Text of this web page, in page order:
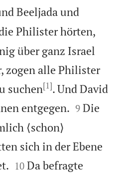
Beeljada und
Philister hörten,
über ganz Israel
zogen alle Philister
suchen[1]. Und David
entgegen. 

9 Die
⟨schon⟩
sich in der Ebene


10 Da befragte